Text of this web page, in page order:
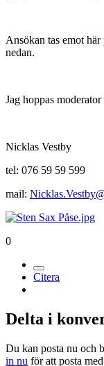
Ansökan tas emot
nedan.
Jag hoppas
Nicklas Vestby
tel: 076 59 59 599
mail:
0
Citera
Delta i
Du kan posta nu och
in nu för att posta